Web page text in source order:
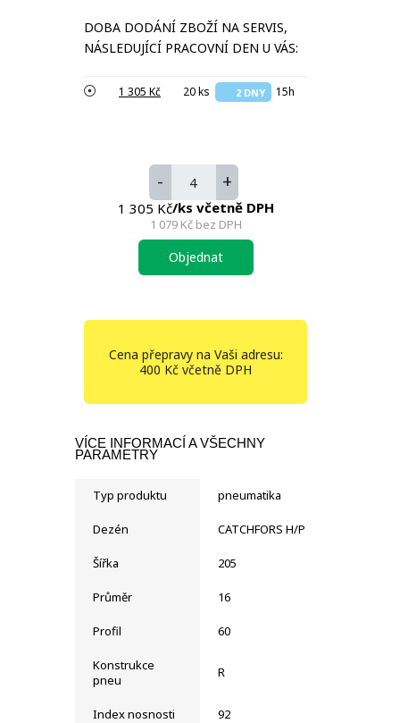
DOBA DODÁNÍ ZBOŽÍ NA SERVIS,
NÁSLEDUJÍCÍ PRACOVNÍ DEN U VÁS:
1 305 Kč 20 ks 2 DNY 15h
- +
1 305 Kč/ks včetně DPH
1 079 Kčbez DPH
Objednat
Cena přepravy na Vaši adresu:
400 Kč včetně DPH
VÍCE INFORMACÍ A VŠECHNY
PARAMETRY
Typ produktu pneumatika
Dezén CATCHFORS H/P
Šířka 205
Průměr 16
Profil 60
Konstrukce
pneu
R
Index nosnosti 92